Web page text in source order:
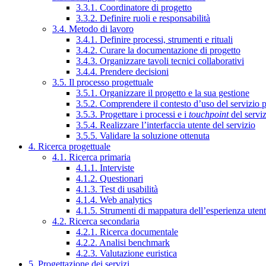
3.3.1. Coordinatore di progetto
3.3.2. Definire ruoli e responsabilità
3.4. Metodo di lavoro
3.4.1. Definire processi, strumenti e rituali
3.4.2. Curare la documentazione di progetto
3.4.3. Organizzare tavoli tecnici collaborativi
3.4.4. Prendere decisioni
3.5. Il processo progettuale
3.5.1. Organizzare il progetto e la sua gestione
3.5.2. Comprendere il contesto d’uso del servizio
3.5.3. Progettare i processi e i touchpointdel
3.5.4. Realizzare l’interfaccia utente del servizio
3.5.5. Validare la soluzione ottenuta
4. Ricerca progettuale
4.1. Ricerca primaria
4.1.1. Interviste
4.1.2. Questionari
4.1.3. Test di usabilità
4.1.4. Web analytics
4.1.5. Strumenti di mappatura dell’esperienza
4.2. Ricerca secondaria
4.2.1. Ricerca documentale
4.2.2. Analisi benchmark
4.2.3. Valutazione euristica
5. Progettazione dei servizi